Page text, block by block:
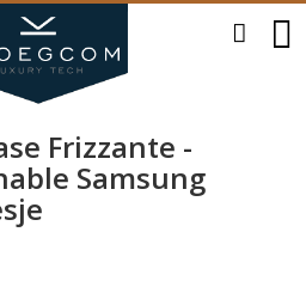
Frizzante -
Samsung